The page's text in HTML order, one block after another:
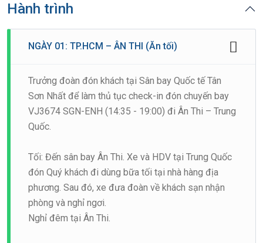
Hành trình
NGÀY 01: TP.HCM – ÂN THI (Ăn tối)
Trưởng đoàn đón khách tại Sân bay Quốc tế Tân
Sơn Nhất để làm thủ tục check-in đón chuyến bay
VJ3674 SGN-ENH (14:35 - 19:00) đi Ân Thi – Trung
Quốc.
Tối: Đến sân bay Ân Thi. Xe và HDV tại Trung Quốc
đón Quý khách đi dùng bữa tối tại nhà hàng địa
phương. Sau đó, xe đưa đoàn về khách sạn nhận
phòng và nghỉ ngơi.
Nghỉ đêm tại Ân Thi.